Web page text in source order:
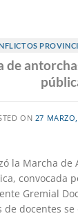
de
ON 27
la Marcha de
convocada
Gremial
de docentes